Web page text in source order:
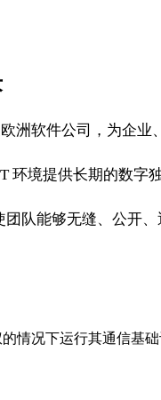
洲软件公司，为企
境提供长期的数字
队能够无缝、公开、
情况下运行其通信基